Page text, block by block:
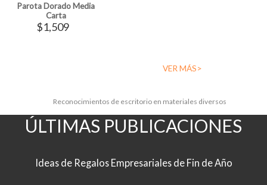
Parota Dorado Media
Carta
$1,509
VER MÁS>
Reconocimientos de escritorio en materiales diversos
ÚLTIMAS PUBLICACIONES
Ideas de Regalos Empresariales de Fin de Año